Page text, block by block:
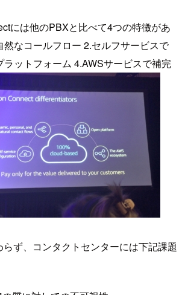
には他のPBXと比べて4つの特徴があ
然なコールフロー 2.セルフサービスで
ットフォーム 4.AWSサービスで補完
ず、コンタクトセンターには下記課題